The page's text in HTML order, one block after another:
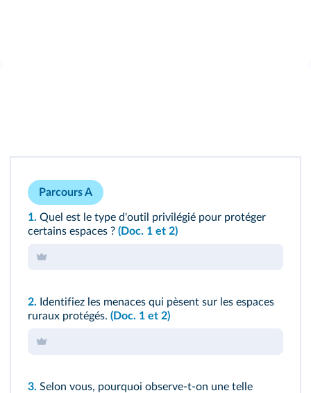
Parcours A
1. Quel est le type d'outil privilégié pour protéger
certains espaces ? (Doc. 1 et 2)
2. Identifiez les menaces qui pèsent sur les espaces
ruraux protégés. (Doc. 1 et 2)
3. Selon vous, pourquoi observe-t-on une telle